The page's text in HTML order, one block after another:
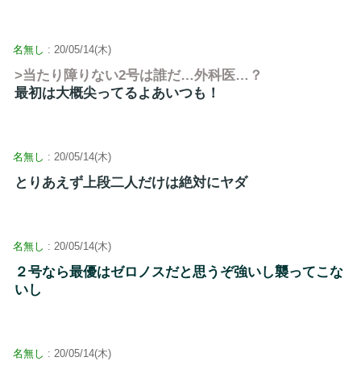
名無し : 20/05/14(木)
>当たり障りない2号は誰だ…外科医…？
最初は大概尖ってるよあいつも！
名無し : 20/05/14(木)
とりあえず上段二人だけは絶対にヤダ
名無し : 20/05/14(木)
２号なら最優はゼロノスだと思うぞ強いし襲ってこな
いし
名無し : 20/05/14(木)